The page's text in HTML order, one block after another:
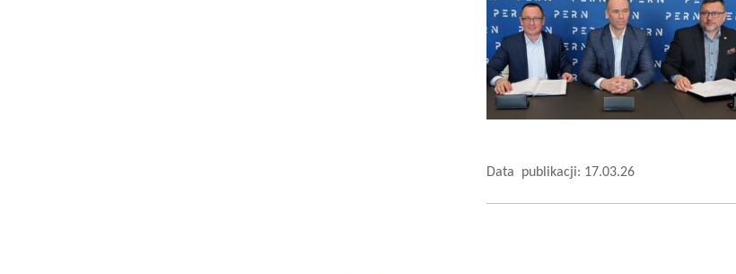
Data publikacji: 17.03.26